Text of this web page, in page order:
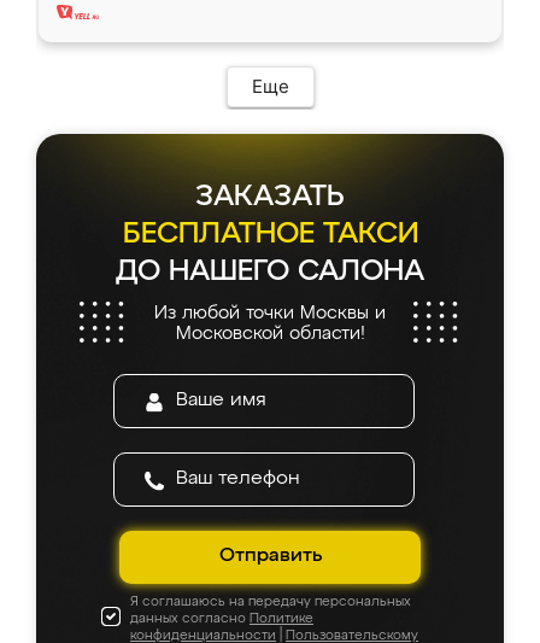
Еще
ЗАКАЗАТЬ
БЕСПЛАТНОЕ ТАКСИ
ДО НАШЕГО САЛОНА
Из любой точки Москвы и
Московской области!
Отправить
Я соглашаюсь на передачу персональных
данных согласно Политике
конфиденциальности
Пользовательскому